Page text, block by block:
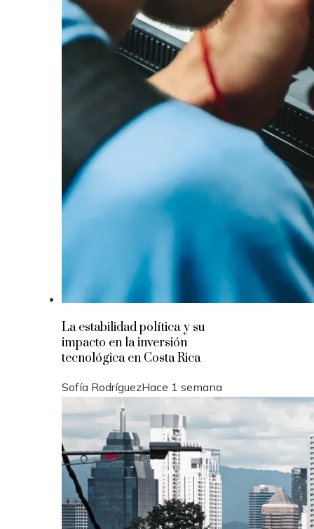
La estabilidad política y su
impacto en la inversión
tecnológica en Costa Rica
Sofía RodríguezHace 1 semana